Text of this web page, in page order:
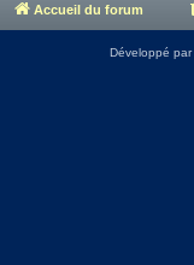
Accueil du forum
Développé par